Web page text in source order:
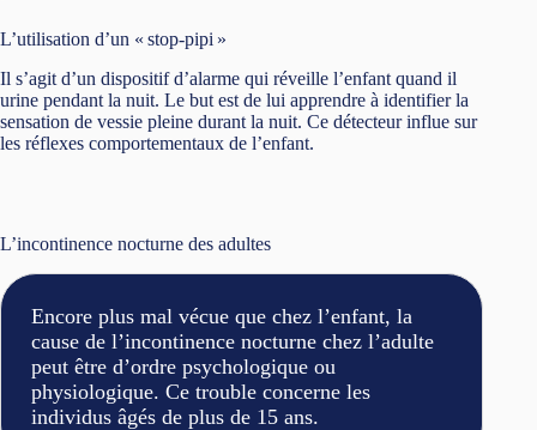
L’utilisation d’un « stop-pipi »
Il s’agit d’un dispositif d’alarme qui réveille l’enfant quand il
urine pendant la nuit. Le but est de lui apprendre à identifier la
sensation de vessie pleine durant la nuit. Ce détecteur influe sur
les réflexes comportementaux de l’enfant.
L’incontinence nocturne des adultes
Encore plus mal vécue que chez l’enfant, la
cause de l’incontinence nocturne chez l’adulte
peut être d’ordre psychologique ou
physiologique. Ce trouble concerne les
individus âgés de plus de 15 ans.